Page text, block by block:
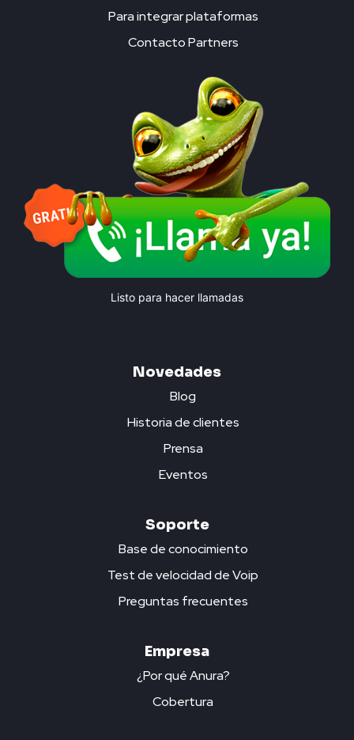
Para integrar plataformas
Contacto Partners
Listo para hacer llamadas
Novedades
Blog
Historia de clientes
Prensa
Eventos
Soporte
Base de conocimiento
Test de velocidad de Voip
Preguntas frecuentes
Empresa
¿Por qué Anura?
Cobertura